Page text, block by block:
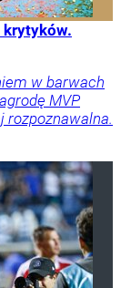
krytyków.
w barwach
MVP
rozpoznawalna.